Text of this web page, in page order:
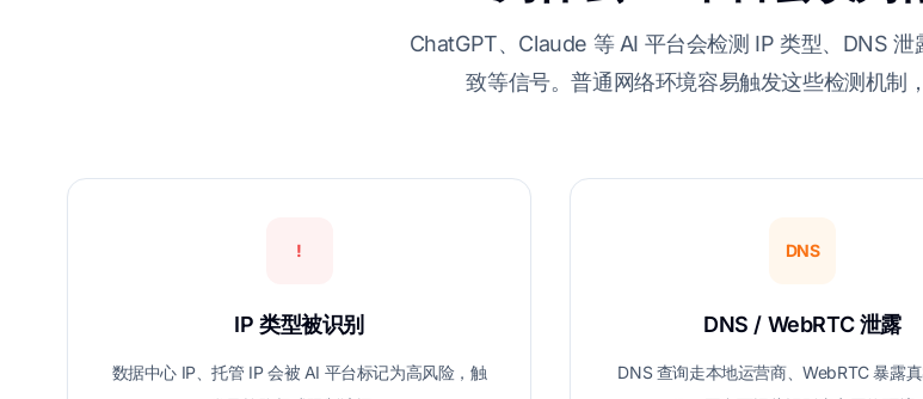
ChatGPT、Claude 等 AI 平台会检测 IP 类型、DNS
致等信号。普通网络环境容易触发这些检测机制
!
IP 类型被识别
数据中心 IP、托管 IP 会被 AI 平台标记为高风险，触
DNS
DNS / WebRTC 泄露
DNS 查询走本地运营商、WebRTC 暴露